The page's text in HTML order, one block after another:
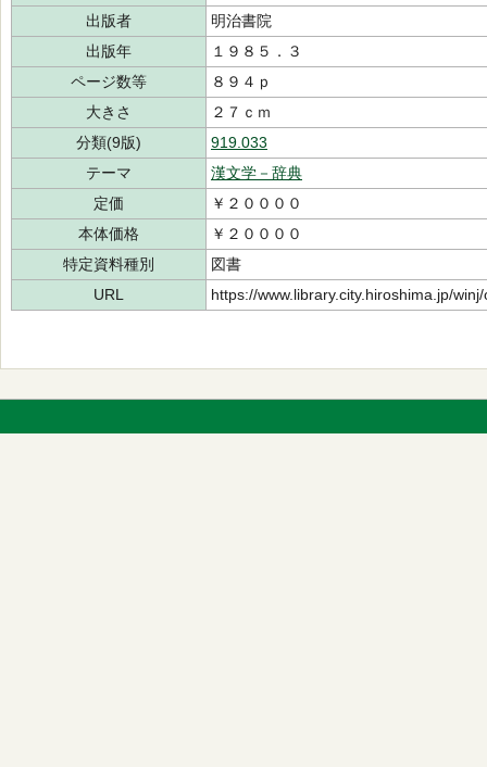
出版者
明治書院
出版年
１９８５．３
ページ数等
８９４ｐ
大きさ
２７ｃｍ
分類(9版)
919.033
テーマ
漢文学－辞典
定価
￥２００００
本体価格
￥２００００
特定資料種別
図書
URL
https://www.library.city.hiroshima.jp/